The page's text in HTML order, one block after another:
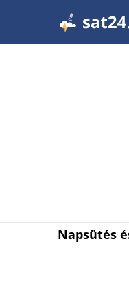
Napsütés